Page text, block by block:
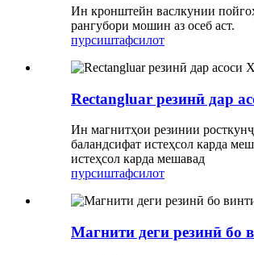
Ин кронштейн васлкунии
рангубори мошин аз осеб аст.
пурсиштафсилот
Rectangluar резинӣ дар
Ин магнитҳои резинии
баландсифат истеҳсол карда
истеҳсол карда мешавад
пурсиштафсилот
Магнити деги резинӣ бо